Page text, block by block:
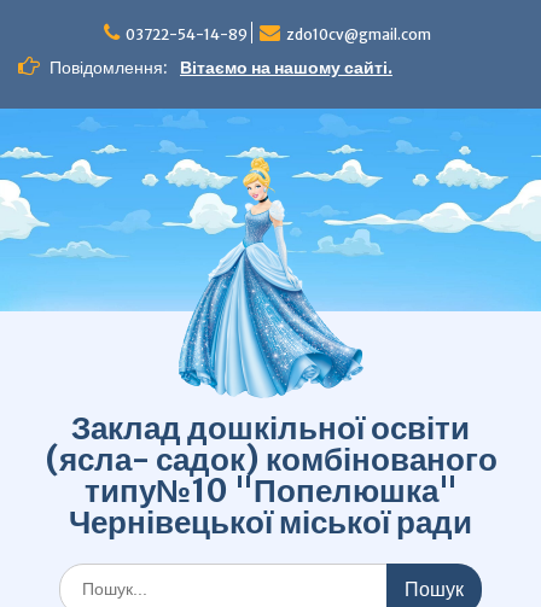
вмісту
03722-54-14-89 zdo10cv@gmail.com
Повідомлення: Вітаємо на нашому сайті.
Заклад дошкільної освіти
(ясла- садок) комбінованого
типу№10 "Попелюшка"
Чернівецької міської ради
Шукати: